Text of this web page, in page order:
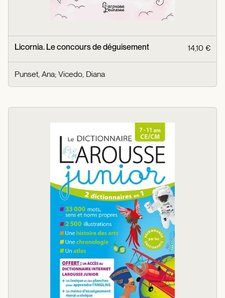
Licornia. Le concours de déguisement 14,10 €
Punset, Ana; Vicedo, Diana